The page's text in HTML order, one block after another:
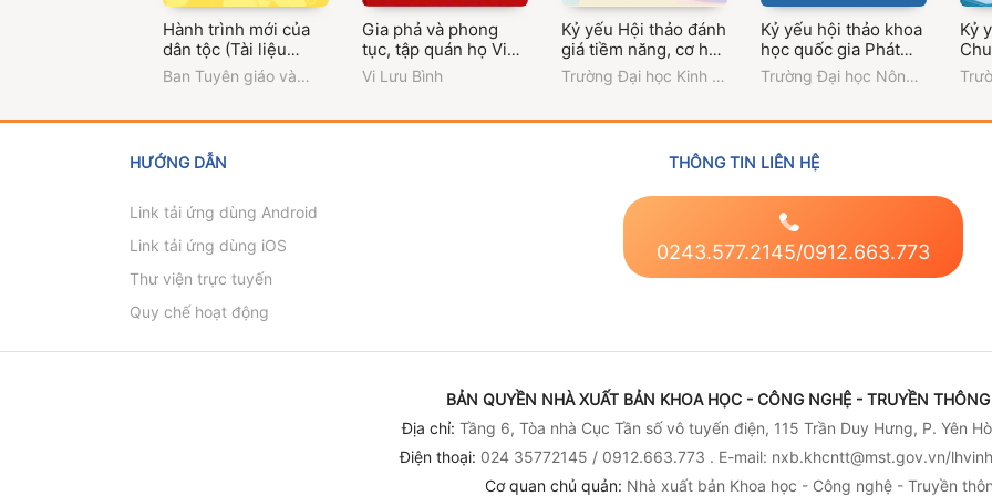
Hành trình mới của
dân tộc (Tài liệu
thông tin đối ngoại
về Đại hội đại biểu
của Đảng - Quyển 3)
Ban Tuyên giáo và
Gia phả và phong
tục, tập quán họ Vi
Tun Xiêng Men -
Tương Dương, Nghệ
Vi Lưu Bình
Kỷ yếu Hội thảo đánh
giá tiềm năng, cơ hội
và thách thức trong
quản lý nông nghiệp
chế biến, tiêu thụ
nông sản tiêu biểu
Trường Đại học Kinh tế
- Đại học Thái Nguyên
Kỷ yếu hội thảo khoa
học quốc gia Phát
triển nông nghiệp
bền vững trong kỷ
và thách thức
Trường Đại học Nông -
Kỷ
thể
và
HƯỚNG DẪN
Link tải ứng dùng Android
Link tải ứng dùng iOS
Thư viện trực tuyến
Quy chế hoạt động
THÔNG TIN LIÊN HỆ
0243.577.2145/0912.663.773
BẢN QUYỀN NHÀ XUẤT BẢN KHOA HỌC - CÔNG NGHỆ - TRUYỀN
Địa chỉ: Tầng 6, Tòa nhà Cục Tần số vô tuyến điện, 115 Trần Duy Hưng, P. Yên
Điện thoại: 024 35772145 / 0912.663.773 . E-mail: nxb.khcntt@mst.gov.vn/
Cơ quan chủ quản: Nhà xuất bản Khoa học - Công nghệ - Truyền